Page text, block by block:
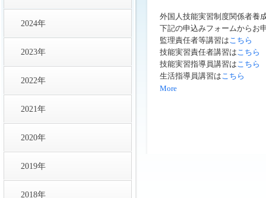
2024年
2023年
2022年
2021年
2020年
2019年
2018年
外国人技能実習制度関係者養
下記の申込みフォームからお
監理責任者等講習は こちら
技能実習責任者講習は こちら
技能実習指導員講習は こちら
生活指導員講習は こちら
More